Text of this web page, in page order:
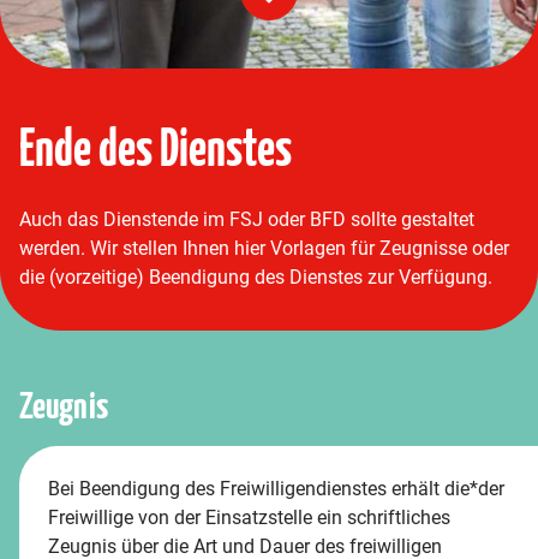
Ende des Dienstes
Auch das Dienstende im FSJ oder BFD sollte gestaltet
werden. Wir stellen Ihnen hier Vorlagen für Zeugnisse oder
die (vorzeitige) Beendigung des Dienstes zur Verfügung.
Zeugnis
Bei Beendigung des Freiwilligendienstes erhält die*der
Freiwillige von der Einsatzstelle ein schriftliches
Zeugnis über die Art und Dauer des freiwilligen